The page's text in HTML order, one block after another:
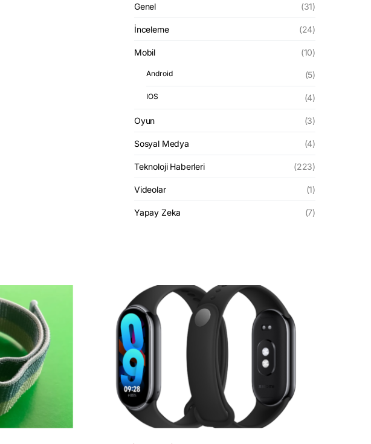
Genel (31)
İnceleme (24)
Mobil (10)
Android (5)
IOS (4)
Oyun (3)
Sosyal Medya (4)
Teknoloji Haberleri (223)
Videolar (1)
Yapay Zeka (7)